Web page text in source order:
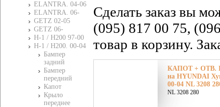
ELANTRA. 04-06
ELANTRA. 06-
GETZ 02-05
GETZ 06-
H-1 / H200 97-00
H-1 / H200. 00-04
Бампер
задний
Бампер
передний
Капот
Крыло
переднее
Сделать заказ вы
(095) 817 00 75,
товар в корзину.
КАПОТ + ОТВ.
на HYUNDAI
00-04 NL 3208
NL 3208 280